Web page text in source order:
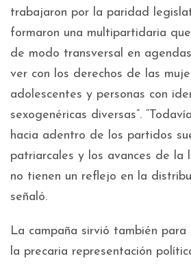
trabajaron por la paridad
formaron una multipartidaria
de modo transversal en
ver con los derechos de las
adolescentes y personas con
sexogenéricas diversas”.
hacia adentro de los partidos
patriarcales y los avances de la
no tienen un reflejo en la
señaló.
La campaña sirvió también
la precaria representación